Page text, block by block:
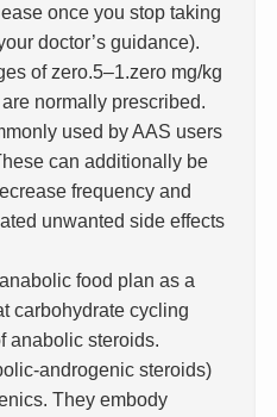
once you stop taking
doctor’s guidance).
of zero.5–1.zero mg/kg
normally prescribed.
used by AAS users
can additionally be
frequency and
unwanted side effects
food plan as a
carbohydrate cycling
anabolic steroids.
androgenic steroids)
They embody